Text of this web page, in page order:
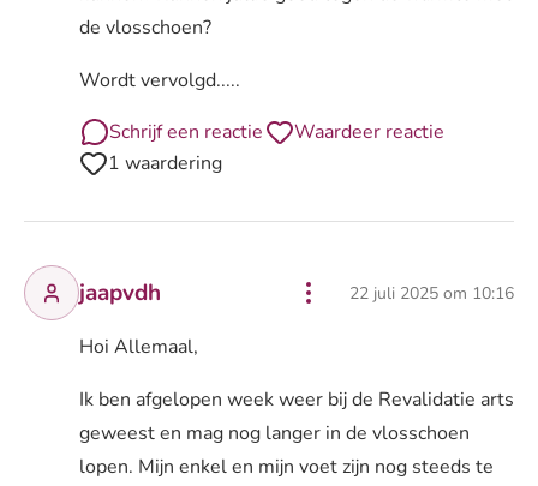
de vlosschoen?
Wordt vervolgd.....
Schrijf een reactie
Waardeer reactie
1 waardering
jaapvdh 22 juli 2025 om 10:16
Hoi Allemaal,
Ik ben afgelopen week weer bij de Revalidatie arts
geweest en mag nog langer in de vlosschoen
lopen. Mijn enkel en mijn voet zijn nog steeds te